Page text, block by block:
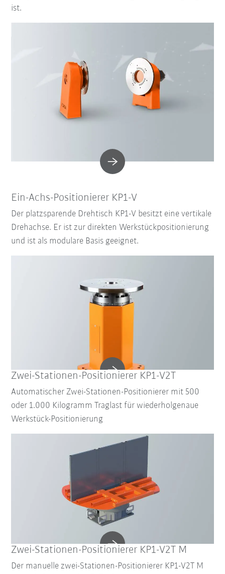
ist.
Ein-Achs-Positionierer KP1-V
Der platzsparende Drehtisch KP1-V besitzt eine vertikale
Drehachse. Er ist zur direkten Werkstückpositionierung
und ist als modulare Basis geeignet.
Zwei-Stationen-Positionierer KP1-V2T
Automatischer Zwei-Stationen-Positionierer mit 500
oder 1.000 Kilogramm Traglast für wiederholgenaue
Werkstück-Positionierung
Zwei-Stationen-Positionierer KP1-V2T M
Der manuelle zwei-Stationen-Positionierer KP1-V2T M